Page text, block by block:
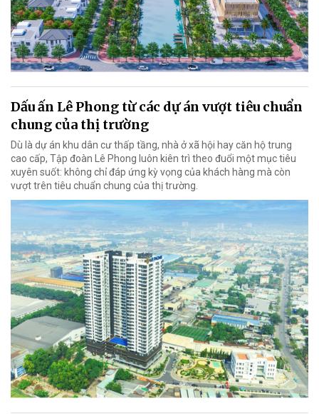
Dấu ấn Lê Phong từ các dự án vượt tiêu chuẩn
chung của thị trường
Dù là dự án khu dân cư thấp tầng, nhà ở xã hội hay căn hộ trung
cao cấp, Tập đoàn Lê Phong luôn kiên trì theo đuổi một mục tiêu
xuyên suốt: không chỉ đáp ứng kỳ vọng của khách hàng mà còn
vượt trên tiêu chuẩn chung của thị trường.